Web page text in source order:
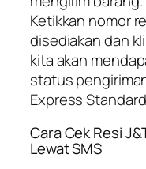
Ketikkan nomor
disediakan dan
kita akan
status
Express
Cara Cek Resi
Lewat SMS